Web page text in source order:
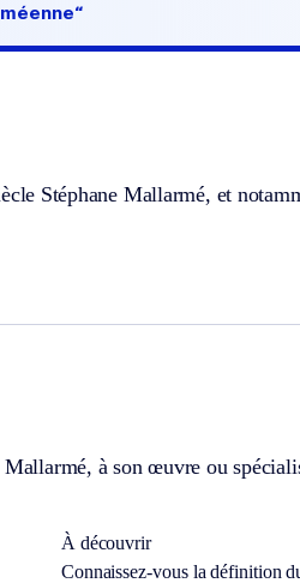
Stéphane Mallarmé, et
Mallarmé, à son œuvre ou
À découvrir
Connaissez-vous la définition